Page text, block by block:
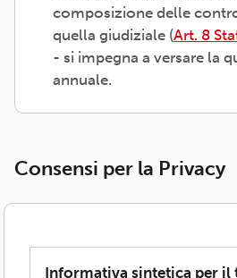
composizione delle
quella giudiziale (Art. 8
- si impegna a versare la
annuale.
Consensi per la Privacy
Informativa sintetica per il